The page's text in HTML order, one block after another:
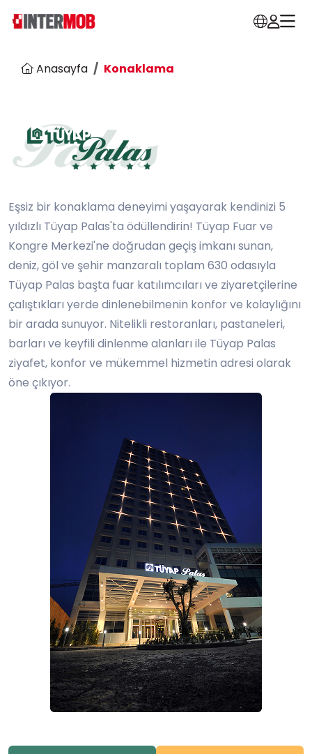
Anasayfa Konaklama
Eşsiz bir konaklama deneyimi yaşayarak kendinizi 5
yıldızlı Tüyap Palas'ta ödüllendirin! Tüyap Fuar ve
Kongre Merkezi'ne doğrudan geçiş imkanı sunan,
deniz, göl ve şehir manzaralı toplam 630 odasıyla
Tüyap Palas başta fuar katılımcıları ve ziyaretçilerine
çalıştıkları yerde dinlenebilmenin konfor ve kolaylığını
bir arada sunuyor. Nitelikli restoranları, pastaneleri,
barları ve keyfili dinlenme alanları ile Tüyap Palas
ziyafet, konfor ve mükemmel hizmetin adresi olarak
öne çıkıyor.